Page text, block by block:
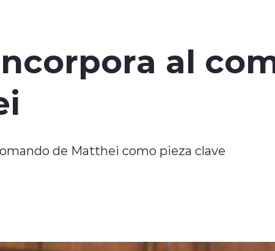
al
de Matthei como pieza clave